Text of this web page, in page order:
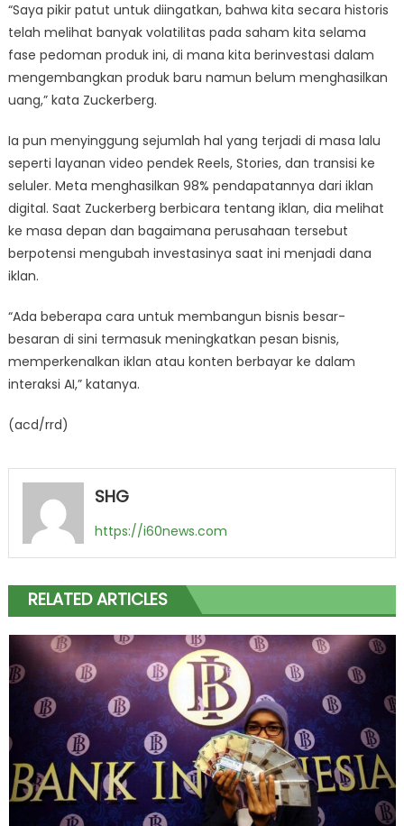
“Saya pikir patut untuk diingatkan, bahwa kita secara historis
telah melihat banyak volatilitas pada saham kita selama
fase pedoman produk ini, di mana kita berinvestasi dalam
mengembangkan produk baru namun belum menghasilkan
uang,” kata Zuckerberg.
Ia pun menyinggung sejumlah hal yang terjadi di masa lalu
seperti layanan video pendek Reels, Stories, dan transisi ke
seluler. Meta menghasilkan 98% pendapatannya dari iklan
digital. Saat Zuckerberg berbicara tentang iklan, dia melihat
ke masa depan dan bagaimana perusahaan tersebut
berpotensi mengubah investasinya saat ini menjadi dana
iklan.
“Ada beberapa cara untuk membangun bisnis besar-
besaran di sini termasuk meningkatkan pesan bisnis,
memperkenalkan iklan atau konten berbayar ke dalam
interaksi AI,” katanya.
(acd/rrd)
SHG
https://i60news.com
RELATED ARTICLES